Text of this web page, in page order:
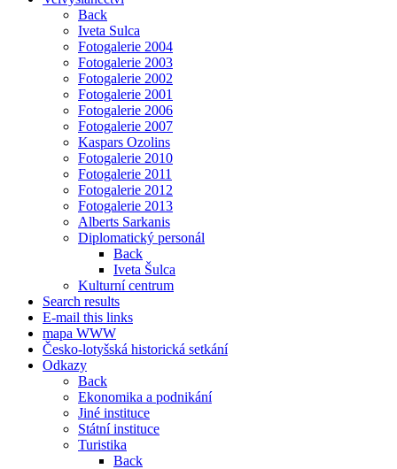
Back
Iveta Sulca
Fotogalerie 2004
Fotogalerie 2003
Fotogalerie 2002
Fotogalerie 2001
Fotogalerie 2006
Fotogalerie 2007
Kaspars Ozolins
Fotogalerie 2010
Fotogalerie 2011
Fotogalerie 2012
Fotogalerie 2013
Alberts Sarkanis
Diplomatický personál
Back
Iveta Šulca
Kulturní centrum
Search results
E-mail this links
mapa WWW
Česko-lotyšská historická setkání
Odkazy
Back
Ekonomika a podnikání
Jiné instituce
Státní instituce
Turistika
Back